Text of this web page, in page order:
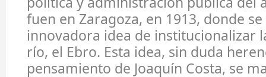
fuen en Zaragoza, en 1913, donde
innovadora idea de institucionalizar
río, el Ebro. Esta idea, sin duda
pensamiento de Joaquín Costa, se